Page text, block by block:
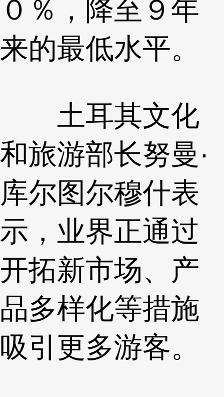
０％，降至９年
来的最低水平。
土耳其文化
和旅游部长努曼·
库尔图尔穆什表
示，业界正通过
开拓新市场、产
品多样化等措施
吸引更多游客。